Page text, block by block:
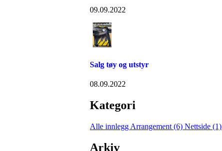
09.09.2022
Salg tøy og utstyr
08.09.2022
Kategori
Alle innlegg Arrangement (6) Nettside (1)
Arkiv